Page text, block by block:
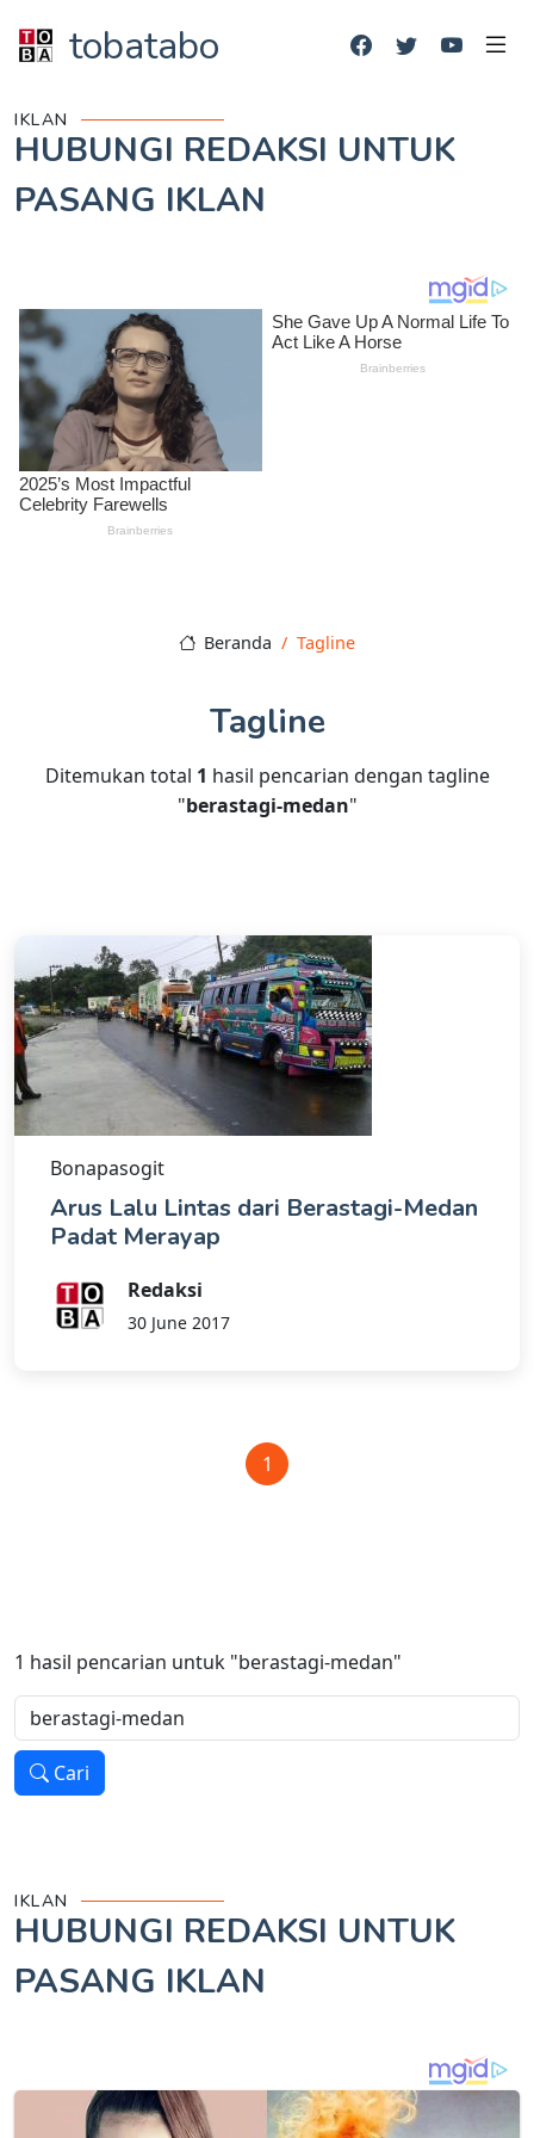
tobatabo
IKLAN
HUBUNGI REDAKSI UNTUK
PASANG IKLAN
Beranda Tagline
Tagline
Ditemukan total 1 hasil pencarian dengan tagline
"berastagi-medan"
Bonapasogit
Arus Lalu Lintas dari Berastagi-Medan
Padat Merayap
Redaksi
30 June 2017
1
1 hasil pencarian untuk "berastagi-medan"
Cari
IKLAN
HUBUNGI REDAKSI UNTUK
PASANG IKLAN